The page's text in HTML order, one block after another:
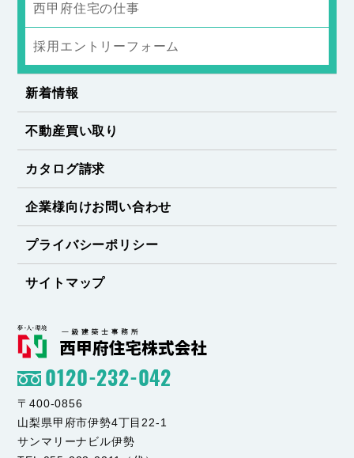
西甲府住宅の仕事
採用エントリーフォーム
新着情報
不動産買い取り
カタログ請求
企業様向けお問い合わせ
プライバシーポリシー
サイトマップ
0120-232-042
〒400-0856
山梨県甲府市伊勢4丁目22-1
サンマリーナビル伊勢